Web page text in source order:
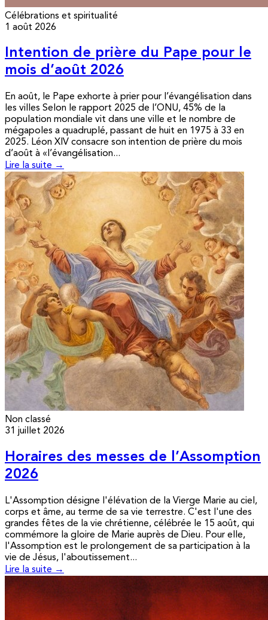
Célébrations et spiritualité
1 août 2026
Intention de prière du Pape pour le
mois d’août 2026
En août, le Pape exhorte à prier pour l’évangélisation dans
les villes Selon le rapport 2025 de l’ONU, 45% de la
population mondiale vit dans une ville et le nombre de
mégapoles a quadruplé, passant de huit en 1975 à 33 en
2025. Léon XIV consacre son intention de prière du mois
d’août à «l’évangélisation...
Lire la suite →
Non classé
31 juillet 2026
Horaires des messes de l’Assomption
2026
L'Assomption désigne l'élévation de la Vierge Marie au ciel,
corps et âme, au terme de sa vie terrestre. C'est l'une des
grandes fêtes de la vie chrétienne, célébrée le 15 août, qui
commémore la gloire de Marie auprès de Dieu. Pour elle,
l'Assomption est le prolongement de sa participation à la
vie de Jésus, l'aboutissement...
Lire la suite →